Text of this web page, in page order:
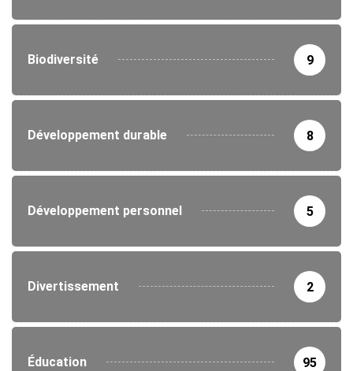
Biodiversité 9
Développement durable 8
Développement personnel 5
Divertissement 2
Éducation 95